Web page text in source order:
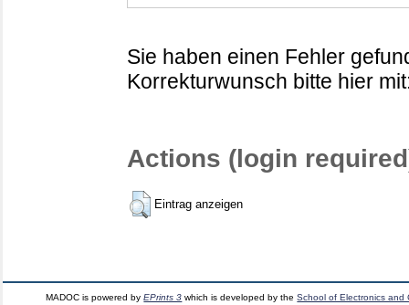
Sie haben einen Fehler
Korrekturwunsch bitte hier
Actions (login
Eintrag anzeigen
MADOC is powered byEPrints 3 which is developed by theSchool of Electronics and